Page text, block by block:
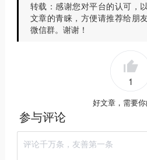
转载：感谢您对平台的认可，
文章的青睐，方便请推荐给朋
微信群。谢谢！
1
好文章，需要
参与评论